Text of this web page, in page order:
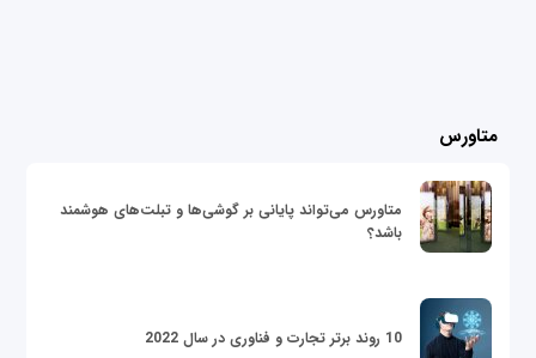
متاورس
متاورس می‌تواند پایانی بر گوشی‌ها و تبلت‌های هوشمند
باشد؟
10 روند برتر تجارت و فناوری در سال 2022